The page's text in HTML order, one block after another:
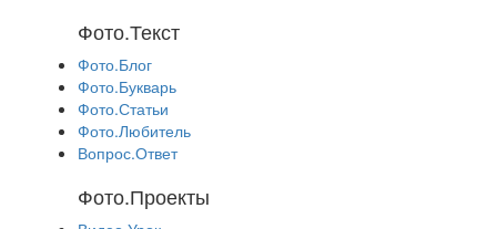
Фото.Текст
Фото.Блог
Фото.Букварь
Фото.Статьи
Фото.Любитель
Вопрос.Ответ
Фото.Проекты